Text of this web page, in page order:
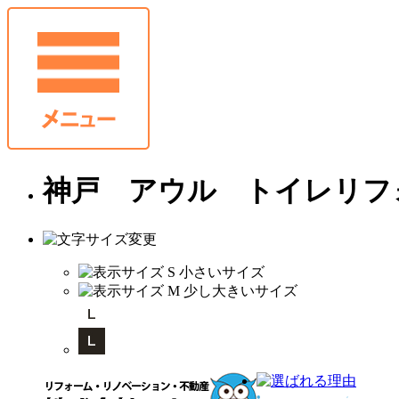
神戸 アウル トイレリフ